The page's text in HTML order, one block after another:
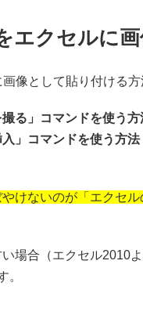
エクセルに
像として貼り付ける方
る」コマンドを使う方
」コマンドを使う方法
けないのが「エクセ
場合（エクセル2010
。